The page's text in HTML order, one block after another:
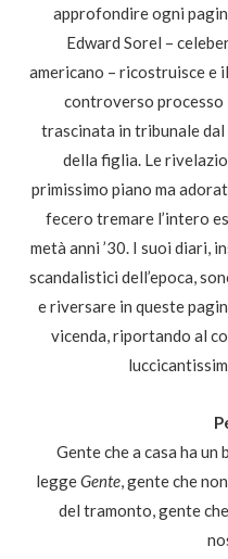
approfondire ogni
Edward Sorel –
americano – ricostruisce e
controverso processo
trascinata in tribunale
della figlia. Le
primissimo piano ma
fecero tremare l’intero
metà anni ’30. I suoi diari,
scandalistici dell’epoca,
e riversare in queste
vicenda, riportando al
Gente che a casa ha un
leggeGente, gente che
del tramonto, gente che